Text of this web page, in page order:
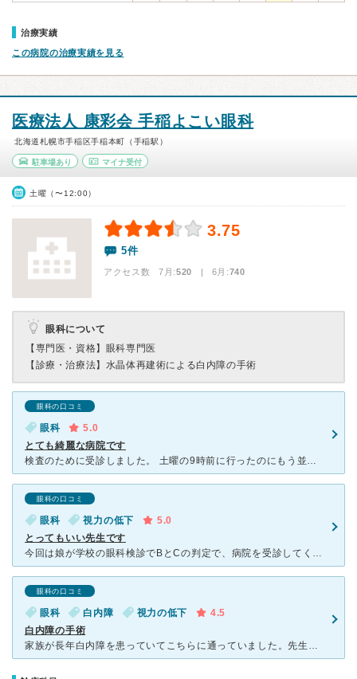
治療実績
この病院の治療実績を見る
医療法人 康彩会 手稲よこい眼科
北海道札幌市手稲区手稲本町（手稲駅）
駐車場あり マイナ受付
土曜（〜12:00）
3.75
5件
アクセス数 7月:520 | 6月:740
眼科について
【専門医・資格】 眼科専門医
【診療・治療法】 水晶体再建術による白内障の手術
眼科の口コミ
眼科
5.0
とても綺麗な病院です
検査のために受診しました。 土曜の9時前に行ったのにもう並んでて驚きました。それだけ人気がある先生なのだと感じました。 院内はとても綺麗で入りやすい病院です。待合室も広くて沢山椅子があります。
眼科の口コミ
眼科 視力の低下
5.0
とってもいい先生です
今回は娘が学校の眼科検診でBとCの判定で、病院を受診してくださいというプリントをもらって帰ってきたので、受診しました。 今まで、近隣でいい眼科がなくて、今回初めてこちらを受診しました。 夕方行った
眼科の口コミ
眼科 白内障 視力の低下
4.5
白内障の手術
家族が長年白内障を患っていてこちらに通っていました。先生と相談して手術することにしました。日帰り手術ができるとのことで付き添いました。事前の手術について丁寧に説明していただきました。手術中は看護師さん